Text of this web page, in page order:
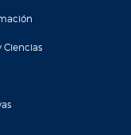
Ciencias